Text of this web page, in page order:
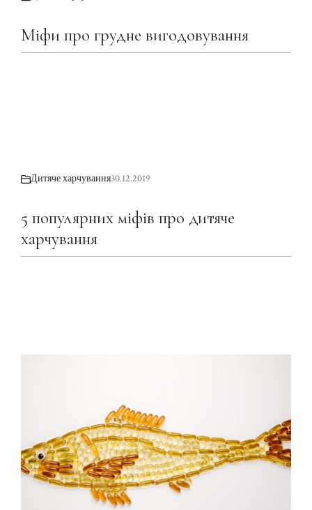
Міфи про грудне вигодовування
Дитяче харчування30.12.2019
5 популярних міфів про дитяче
харчування